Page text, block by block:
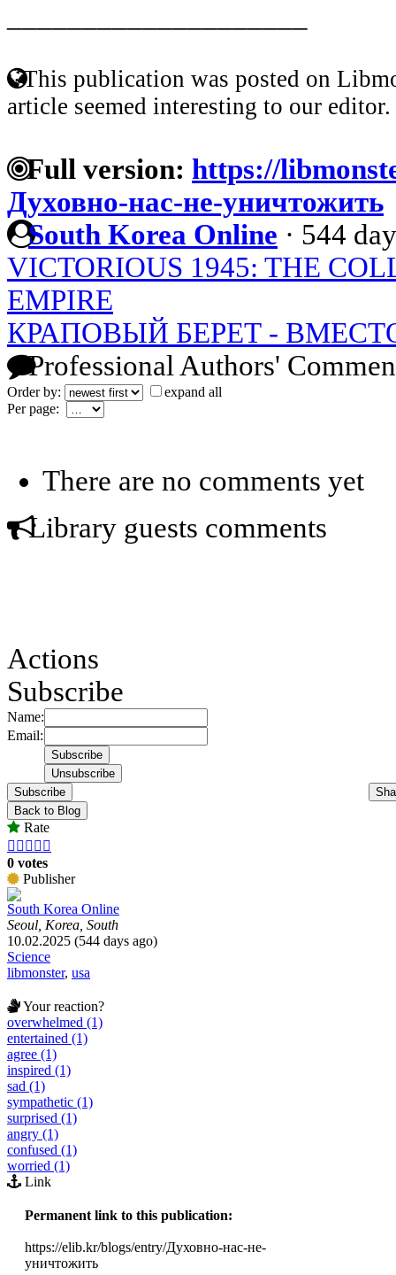
This publication was posted on
article seemed interesting to our editor.
Full version: https://
Духовно-нас-не-уничтожить
South Korea Online · 544
VICTORIOUS 1945: THE
EMPIRE
КРАПОВЫЙ БЕРЕТ -
Professional Authors'
Order by:
expand all
Per page:
There are no comments yet
Library guests comments
Actions
Subscribe
Name:
Email:
Subscribe
Back to Blog
Rate
    
0 votes
Publisher
South Korea Online
Seoul, Korea, South
10.02.2025 (544 days ago)
Science
libmonster, usa
Your reaction?
overwhelmed (1)
entertained (1)
agree (1)
inspired (1)
sad (1)
sympathetic (1)
surprised (1)
angry (1)
confused (1)
worried (1)
Link
Permanent link to this publication:
https://elib.kr/blogs/entry/Духовно-нас-не-
уничтожить